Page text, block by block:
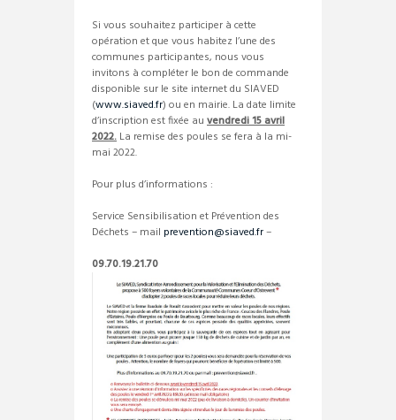
Si vous souhaitez participer à cette
opération et que vous habitez l’une des
communes participantes, nous vous
invitons à compléter le bon de commande
disponible sur le site internet du SIAVED
(www.siaved.fr) ou en mairie. La date limite
d’inscription est fixée au vendredi 15 avril
2022. La remise des poules se fera à la mi-
mai 2022.
Pour plus d’informations :
Service Sensibilisation et Prévention des
Déchets – mail prevention@siaved.fr–
09.70.19.21.70